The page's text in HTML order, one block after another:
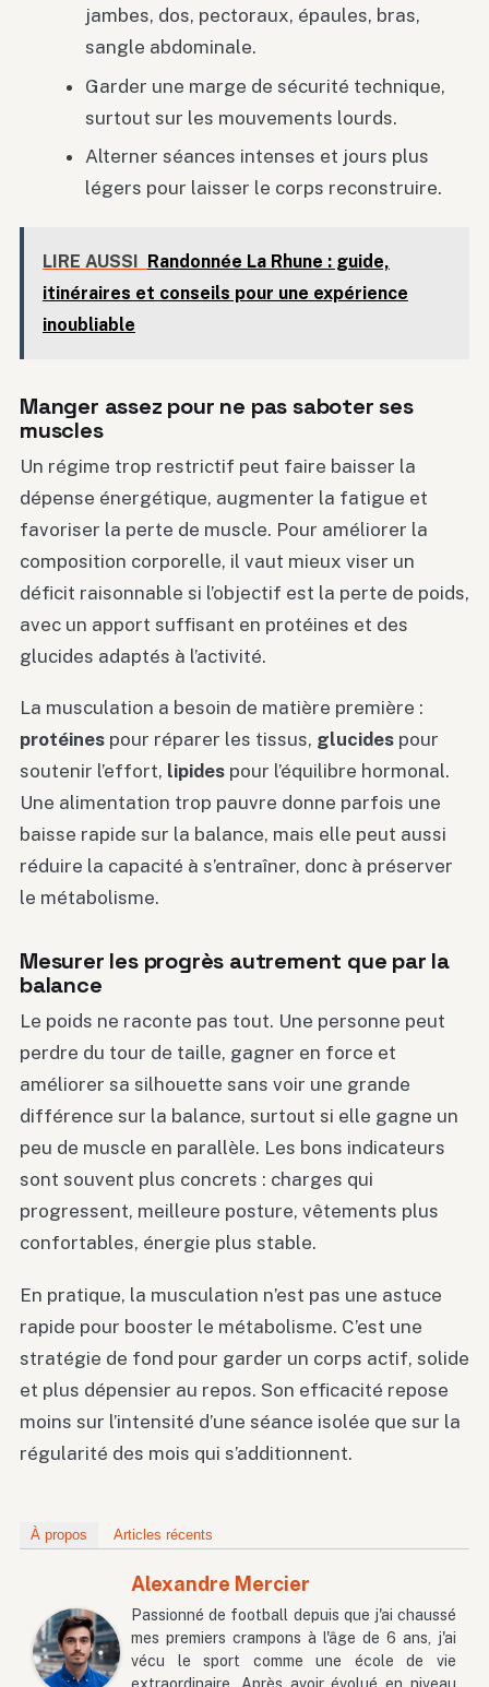
jambes, dos, pectoraux, épaules, bras,
sangle abdominale.
Garder une marge de sécurité technique,
surtout sur les mouvements lourds.
Alterner séances intenses et jours plus
légers pour laisser le corps reconstruire.
LIRE AUSSI Randonnée La Rhune : guide,
itinéraires et conseils pour une expérience
inoubliable
Manger assez pour ne pas saboter ses
muscles
Un régime trop restrictif peut faire baisser la
dépense énergétique, augmenter la fatigue et
favoriser la perte de muscle. Pour améliorer la
composition corporelle, il vaut mieux viser un
déficit raisonnable si l’objectif est la perte de poids,
avec un apport suffisant en protéines et des
glucides adaptés à l’activité.
La musculation a besoin de matière première :
protéines pour réparer les tissus, glucides pour
soutenir l’effort, lipides pour l’équilibre hormonal.
Une alimentation trop pauvre donne parfois une
baisse rapide sur la balance, mais elle peut aussi
réduire la capacité à s’entraîner, donc à préserver
le métabolisme.
Mesurer les progrès autrement que par la
balance
Le poids ne raconte pas tout. Une personne peut
perdre du tour de taille, gagner en force et
améliorer sa silhouette sans voir une grande
différence sur la balance, surtout si elle gagne un
peu de muscle en parallèle. Les bons indicateurs
sont souvent plus concrets : charges qui
progressent, meilleure posture, vêtements plus
confortables, énergie plus stable.
En pratique, la musculation n’est pas une astuce
rapide pour booster le métabolisme. C’est une
stratégie de fond pour garder un corps actif, solide
et plus dépensier au repos. Son efficacité repose
moins sur l’intensité d’une séance isolée que sur la
régularité des mois qui s’additionnent.
À propos Articles récents
Alexandre Mercier
Passionné de football depuis que j'ai chaussé
mes premiers crampons à l'âge de 6 ans, j'ai
vécu le sport comme une école de vie